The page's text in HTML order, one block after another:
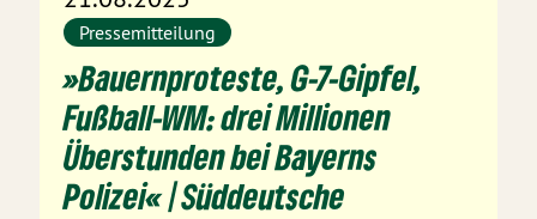
Pressemitteilung
»Bauernproteste, G-7-Gipfel,
Fußball-WM: drei Millionen
Überstunden bei Bayerns
Polizei« | Süddeutsche